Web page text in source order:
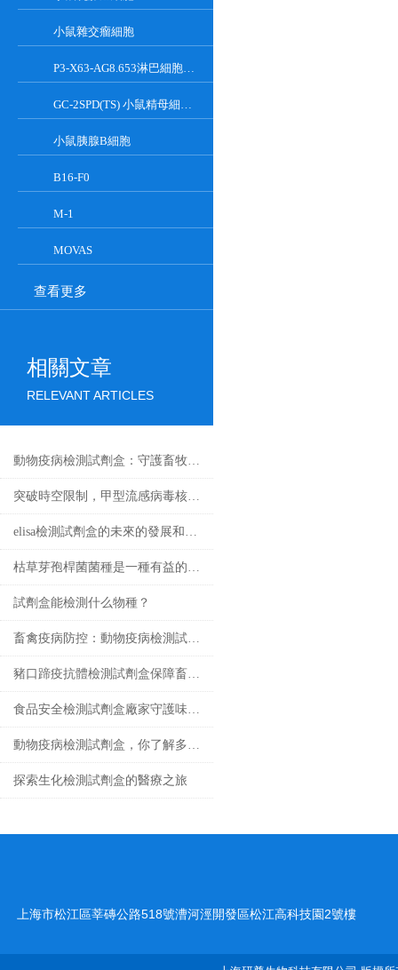
小鼠雜交瘤細胞
P3-X63-AG8.653淋巴細胞小鼠骨髓瘤細胞
GC-2SPD(TS) 小鼠精母細胞系
小鼠胰腺Β細胞
B16-F0
M-1
MOVAS
查看更多
相關文章
RELEVANT ARTICLES
動物疫病檢測試劑盒：守護畜牧業健康
突破時空限制，甲型流感病毒核酸檢測試劑盒的應用與發展
elisa檢測試劑盒的未來的發展和優點分享
枯草芽孢桿菌菌種是一種有益的土壤微生物
試劑盒能檢測什么物種？
畜禽疫病防控：動物疫病檢測試劑盒的核心作用
豬口蹄疫抗體檢測試劑盒保障畜牧業健康發展的重要工具
食品安全檢測試劑盒廠家守護味蕾的守護者
動物疫病檢測試劑盒，你了解多少？
探索生化檢測試劑盒的醫療之旅
上海市松江區莘磚公路518號漕河涇開發區松江高科技園2號樓